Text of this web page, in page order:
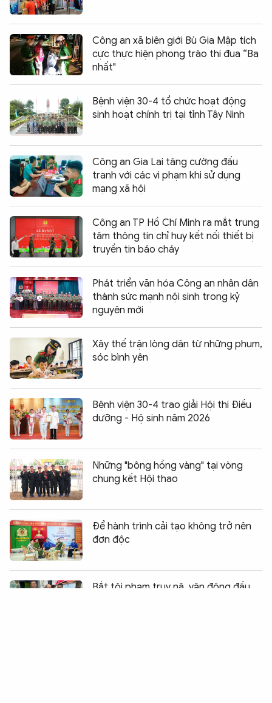
Công an xã biên giới Bù Gia Mập tích
cực thực hiện phong trào thi đua “Ba
nhất"
Bệnh viện 30-4 tổ chức hoạt động
sinh hoạt chính trị tại tỉnh Tây Ninh
Công an Gia Lai tăng cường đấu
tranh với các vi phạm khi sử dụng
mạng xã hội
Công an TP Hồ Chí Minh ra mắt trung
tâm thông tin chỉ huy kết nối thiết bị
truyền tin báo cháy
Phát triển văn hóa Công an nhân dân
thành sức mạnh nội sinh trong kỷ
nguyên mới
Xây thế trận lòng dân từ những phum,
sóc bình yên
Bệnh viện 30-4 trao giải Hội thi Điều
dưỡng - Hộ sinh năm 2026
Những "bông hồng vàng" tại vòng
chung kết Hội thao
Để hành trình cải tạo không trở nên
đơn độc
Bắt tội phạm truy nã, vận động đầu